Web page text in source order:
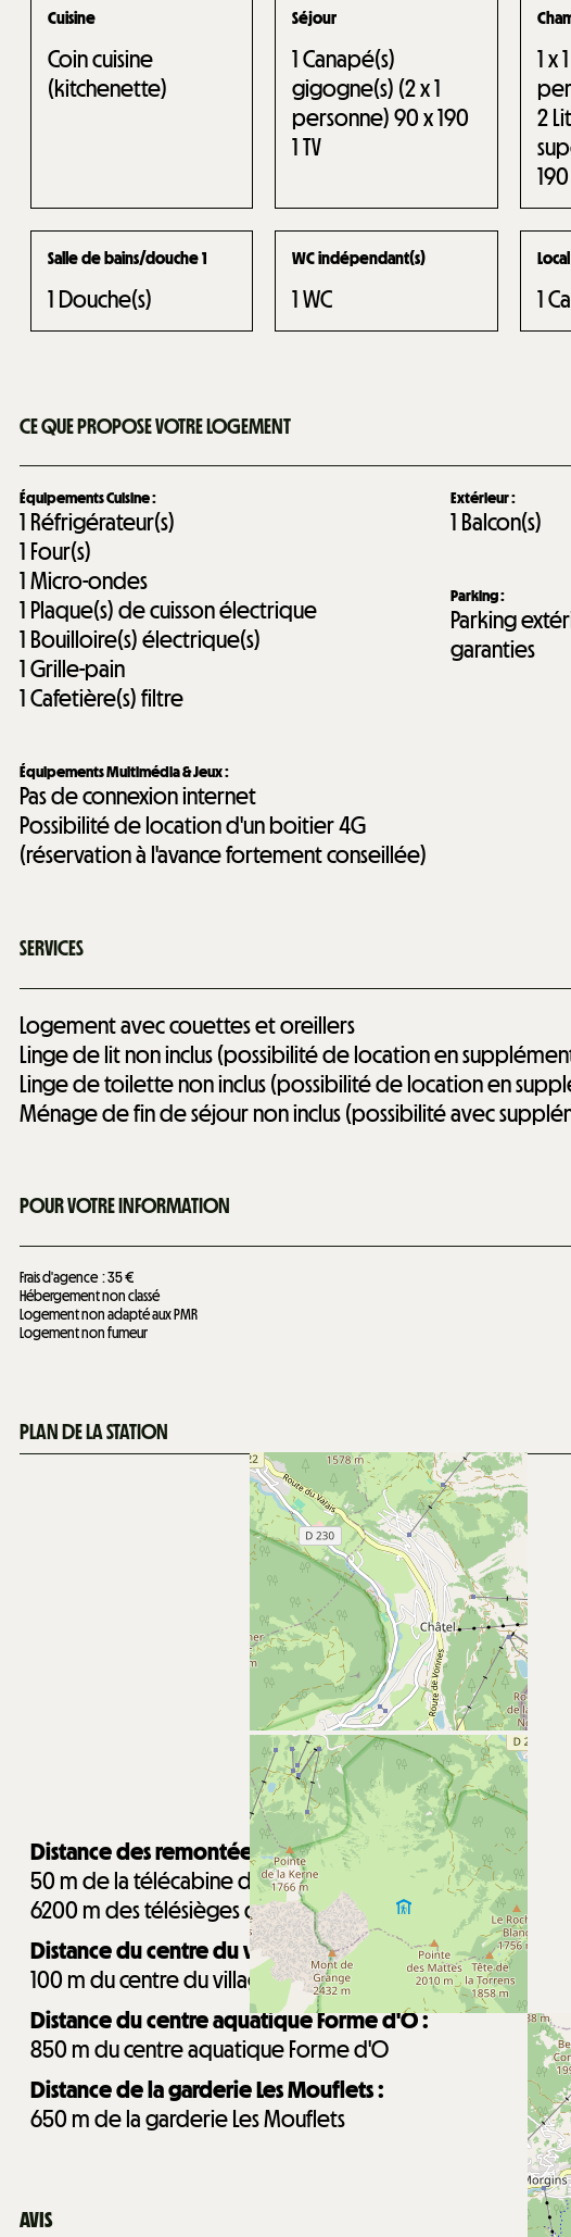
Cuisine
Coin cuisine
(kitchenette)
Séjour
1Canapé(s)
gigogne(s) (2 x 1
personne) 90 x 190
1TV
1x
2
190
Salle de bains/douche 1
1 Douche(s)
WC indépendant(s)
1WC 1
CE QUE PROPOSE VOTRE LOGEMENT
Équipements Cuisine:
1 Réfrigérateur(s)
1 Four(s)
1Micro-ondes
1 Plaque(s) de cuisson électrique
1 Bouilloire(s) électrique(s)
1Grille-pain
1Cafetière(s) filtre
Équipements Multimédia & Jeux:
Pas de connexion internet
Possibilité de location d'un boitier 4G
(réservation à l'avance fortement conseillée)
Extérieur:
1 Balcon(s)
Parking:
Parking
garanties
SERVICES
Logement avec couettes et oreillers
Linge de lit non inclus (possibilité de location en
Linge de toilette non inclus (possibilité de location en
Ménage de fin de séjour non inclus (possibilité avec
POUR VOTRE INFORMATION
Frais d'agence 35 €
Hébergement non classé
Logement non adapté aux PMR
Logement non fumeur
PLAN DE LA STATION
Distance des remontées mécaniques :
50 m de la télécabine de Super-Châtel
6200 m des télésièges de Pré la Joux
Distance du centre du village de Châtel :
100 m du centre du village de Châtel
Distance du centre aquatique Forme d'O :
850 m du centre aquatique Forme d'O
Distance de la garderie Les Mouflets :
650 m de la garderie Les Mouflets
AVIS